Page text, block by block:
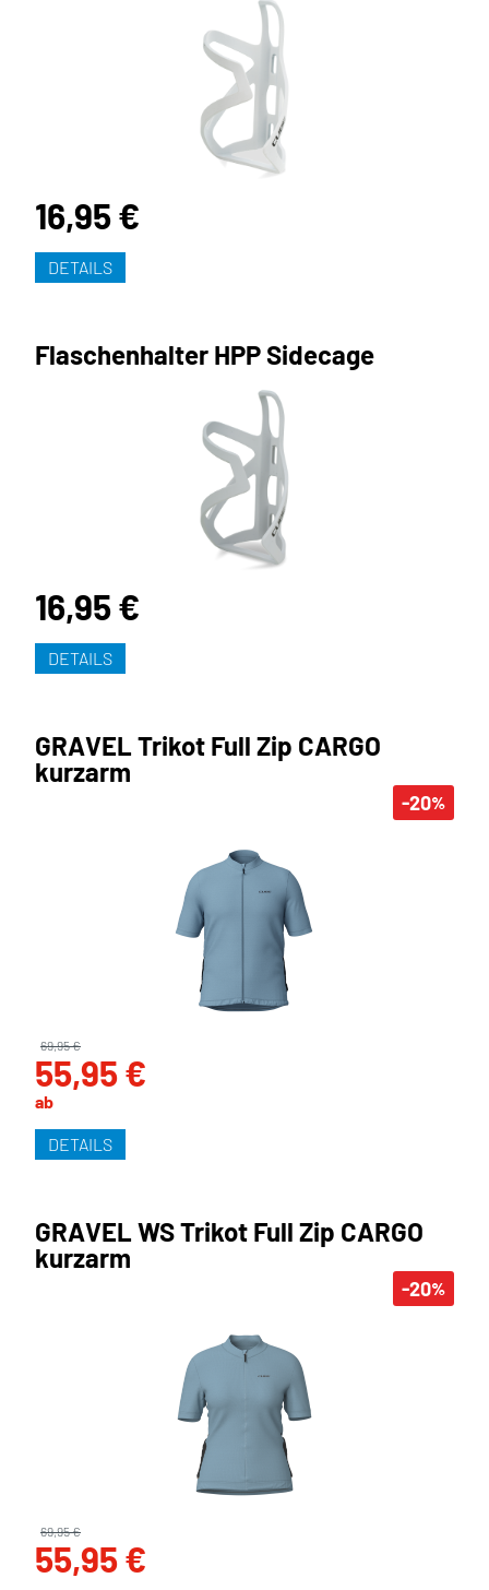
16,95 €
DETAILS
Flaschenhalter HPP Sidecage
16,95 €
DETAILS
-20%
GRAVEL Trikot Full Zip CARGO
kurzarm
ab
55,95 €
69,95 €
DETAILS
-20%
GRAVEL WS Trikot Full Zip CARGO
kurzarm
55,95 €
69,95 €